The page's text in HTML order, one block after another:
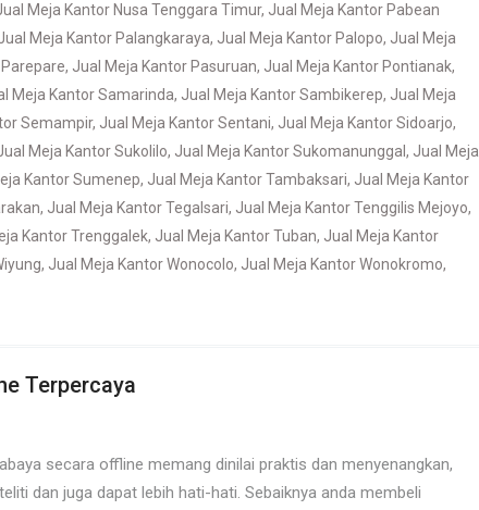
Meja Kantor Nusa Tenggara Timur, Jual Meja Kantor Pabean
Meja Kantor Palangkaraya, Jual Meja Kantor Palopo, Jual Meja
, Jual Meja Kantor Pasuruan, Jual Meja Kantor Pontianak,
Meja Kantor Samarinda, Jual Meja Kantor Sambikerep, Jual Meja
Semampir, Jual Meja Kantor Sentani, Jual Meja Kantor Sidoarjo,
Meja Kantor Sukolilo, Jual Meja Kantor Sukomanunggal , Jual Meja
Kantor Sumenep, Jual Meja Kantor Tambaksari, Jual Meja Kantor
, Jual Meja Kantor Tegalsari, Jual Meja Kantor Tenggilis Mejoyo,
Kantor Trenggalek, Jual Meja Kantor Tuban, Jual Meja Kantor
, Jual Meja Kantor Wonocolo, Jual Meja Kantor Wonokromo,
Terpercaya
secara offline memang dinilai praktis dan menyenangkan,
dan juga dapat lebih hati-hati. Sebaiknya anda membeli